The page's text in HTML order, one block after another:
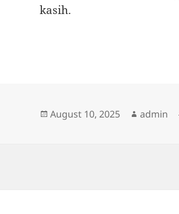
kasih.
Posted
August 10, 2025 Author
admin